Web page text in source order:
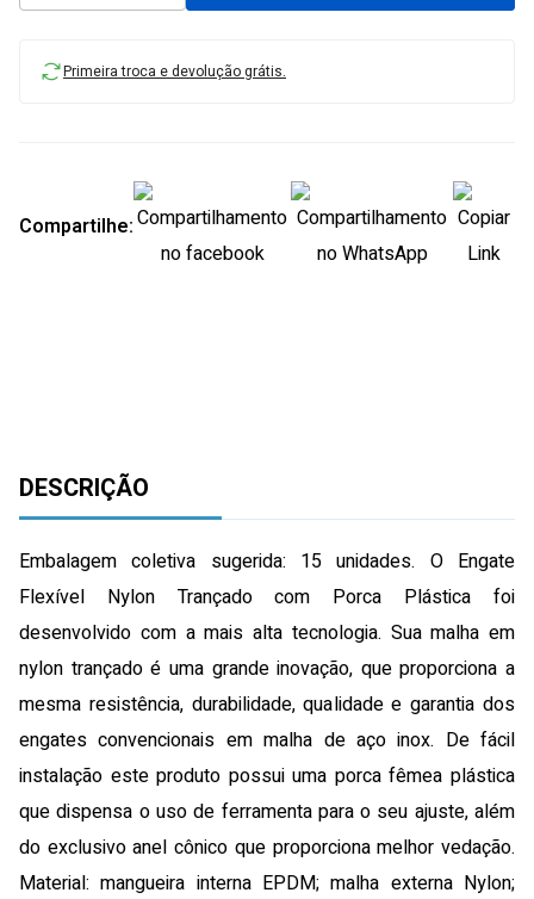
Primeira troca e devolução grátis.
Compartilhe:
DESCRIÇÃO
Embalagem coletiva sugerida: 15 unidades. O Engate
Flexível Nylon Trançado com Porca Plástica foi
desenvolvido com a mais alta tecnologia. Sua malha em
nylon trançado é uma grande inovação, que proporciona a
mesma resistência, durabilidade, qualidade e garantia dos
engates convencionais em malha de aço inox. De fácil
instalação este produto possui uma porca fêmea plástica
que dispensa o uso de ferramenta para o seu ajuste, além
do exclusivo anel cônico que proporciona melhor vedação.
Material: mangueira interna EPDM; malha externa Nylon;